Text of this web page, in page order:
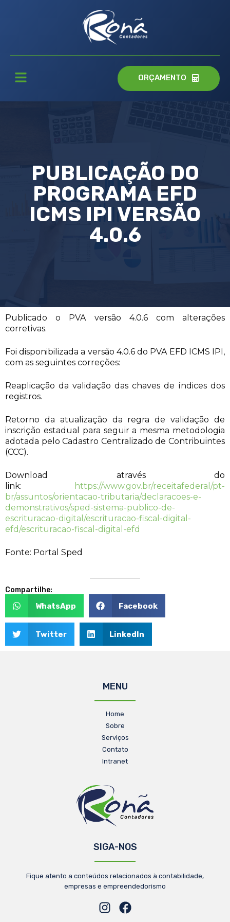
ORÇAMENTO
PUBLICAÇÃO DO
PROGRAMA EFD
ICMS IPI VERSÃO
4.0.6
Publicado o PVA versão 4.0.6 com alterações
corretivas.
Foi disponibilizada a versão 4.0.6 do PVA EFD ICMS IPI,
com as seguintes correções:
Reaplicação da validação das chaves de índices dos
registros.
Retorno da atualização da regra de validação de
inscrição estadual para seguir a mesma metodologia
adotada pelo Cadastro Centralizado de Contribuintes
(CCC).
Download através do
link:
https://www.gov.br/receitafederal/pt-
br/assuntos/orientacao-tributaria/declaracoes-e-
demonstrativos/sped-sistema-publico-de-
escrituracao-digital/escrituracao-fiscal-digital-
efd/escrituracao-fiscal-digital-efd
Fonte: Portal Sped
Compartilhe:
WhatsApp Facebook
Twitter LinkedIn
MENU
Home
Sobre
Serviços
Contato
Intranet
SIGA-NOS
Fique atento a conteúdos relacionados à contabilidade,
empresas e empreendedorismo